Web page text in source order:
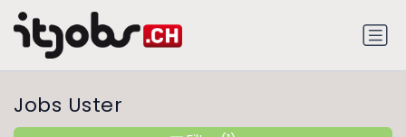
Jobs Uster